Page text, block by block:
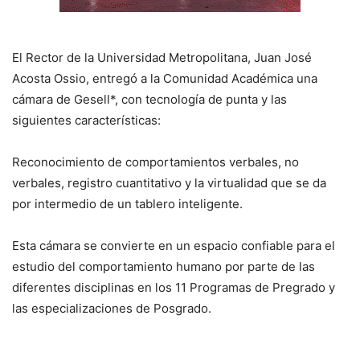
El Rector de la Universidad Metropolitana, Juan José
Acosta Ossio, entregó a la Comunidad Académica una
cámara de Gesell*, con tecnología de punta y las
siguientes características:
Reconocimiento de comportamientos verbales, no
verbales, registro cuantitativo y la virtualidad que se da
por intermedio de un tablero inteligente.
Esta cámara se convierte en un espacio confiable para el
estudio del comportamiento humano por parte de las
diferentes disciplinas en los 11 Programas de Pregrado y
las especializaciones de Posgrado.